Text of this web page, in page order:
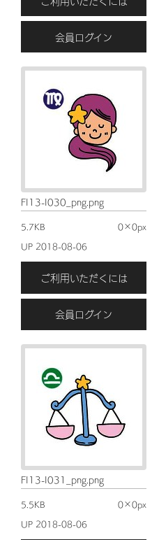
会員ログイン
FI13-I030_png.png
5.7KB
0×0px
UP 2018-08-06
ご利用いただくには
会員ログイン
FI13-I031_png.png
5.5KB
0×0px
UP 2018-08-06